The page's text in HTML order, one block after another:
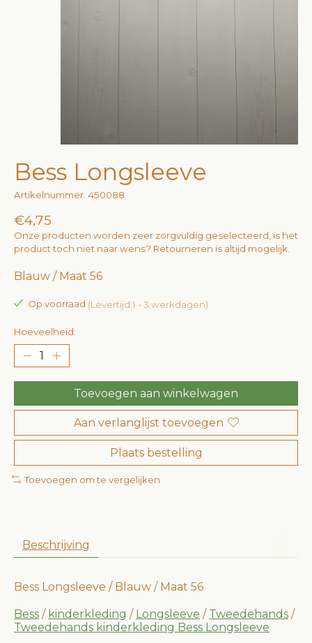
Bess Longsleeve
Artikelnummer: 450088
€4,75
Onze producten worden zeer zorgvuldig geselecteerd, is het
product toch niet naar wens? Retourneren is altijd mogelijk.
Blauw / Maat 56
Op voorraad (Levertijd:1 - 3 werkdagen)
Hoeveelheid:
Toevoegen aan winkelwagen
Aan verlanglijst toevoegen
Plaats bestelling
Toevoegen om te vergelijken
Beschrijving
Bess Longsleeve / Blauw / Maat 56
Bess / kinderkleding / Longsleeve / Tweedehands /
Tweedehands kinderkleding Bess Longsleeve